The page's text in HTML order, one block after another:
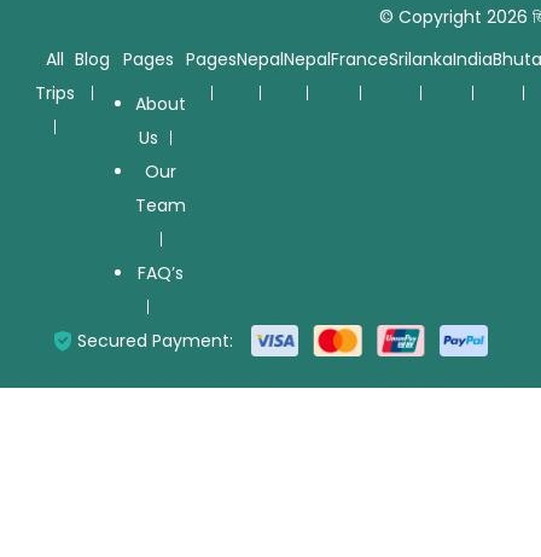
© Copyright 2026
All
Trips
Blog Pages
About
Us
Our
Team
FAQ’s
PagesNepalNepalFranceSrilankaIndia
Secured Payment: